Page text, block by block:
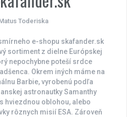
Toderiska
e-shopu skafander.sk
sortiment z dielne Európskej
nepochybne poteší srdce
Okrem iných máme na
Barbie, vyrobenú podľa
astronautky Samanthy
hviezdnou oblohou, alebo
rôznych misií ESA. Zároveň